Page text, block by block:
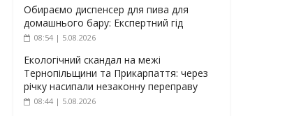
Обираємо диспенсер для пива для
домашнього бару: Експертний гід
08:54 | 5.08.2026
Екологічний скандал на межі
Тернопільщини та Прикарпаття: через
річку насипали незаконну переправу
08:44 | 5.08.2026